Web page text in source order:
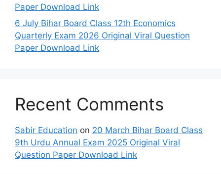
Paper Download Link
6 July Bihar Board Class 12th Economics
Quarterly Exam 2026 Original Viral Question
Paper Download Link
Recent Comments
Sabir Education on 20 March Bihar Board Class
9th Urdu Annual Exam 2025 Original Viral
Question Paper Download Link